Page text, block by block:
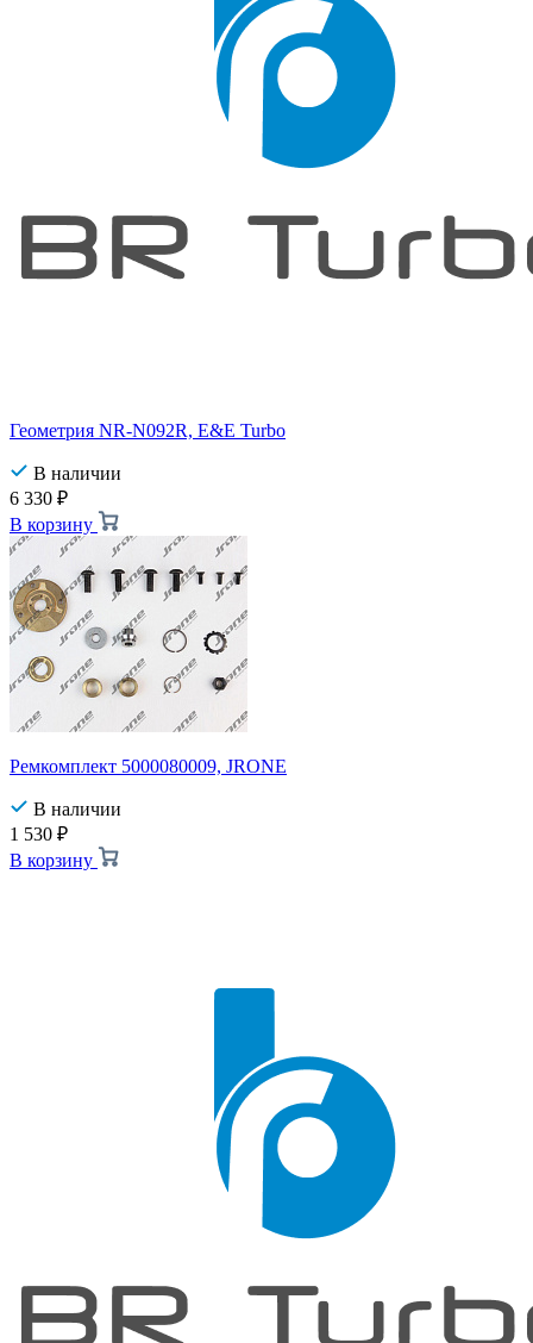
Геометрия NR-N092R, E&E Turbo
В наличии
6 330 ₽
В корзину
Ремкомплект 5000080009, JRONE
В наличии
1 530 ₽
В корзину